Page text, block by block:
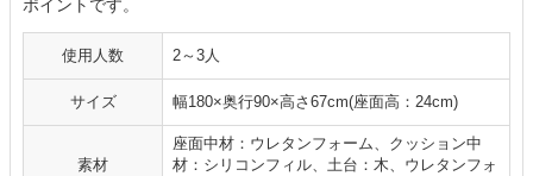
ポイントです。
使用人数 2～3人
サイズ 幅180×奥行90×高さ67cm(座面高：24cm)
素材
座面中材：ウレタンフォーム、クッション中
材：シリコンフィル、土台：木、ウレタンフォ